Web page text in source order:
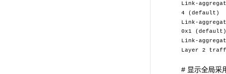
Link-
4 (default)
Link-
0x1 (default)
Link-
Layer 2
# 显示全局采